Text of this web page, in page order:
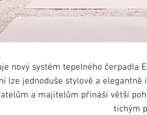
nový systém tepelného čerpadla
lze jednoduše stylově a
a majitelům přináší větší
tichým